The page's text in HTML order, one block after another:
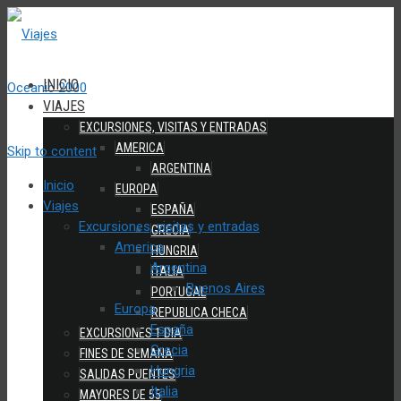
INICIO
VIAJES
EXCURSIONES, VISITAS Y ENTRADAS
AMERICA
ARGENTINA
EUROPA
ESPAÑA
GRECIA
HUNGRIA
ITALIA
PORTUGAL
REPUBLICA CHECA
EXCURSIONES 1 DIA
FINES DE SEMANA
SALIDAS PUENTES
MAYORES DE 55
Skip to content
Inicio
Viajes
Excursiones, visitas y entradas
America
Argentina
Buenos Aires
Europa
España
Grecia
Hungria
Italia